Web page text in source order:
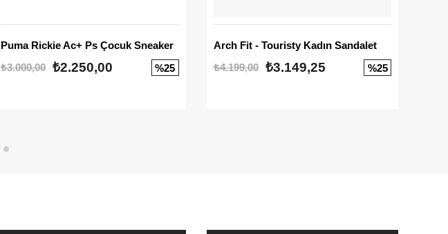
Puma Rickie Ac+ Ps Çocuk Sneaker
₺3.000,00 ₺2.250,00 %25
Arch Fit - Touristy Kadın Sandalet
₺4.199,00
₺3.149,25 %25